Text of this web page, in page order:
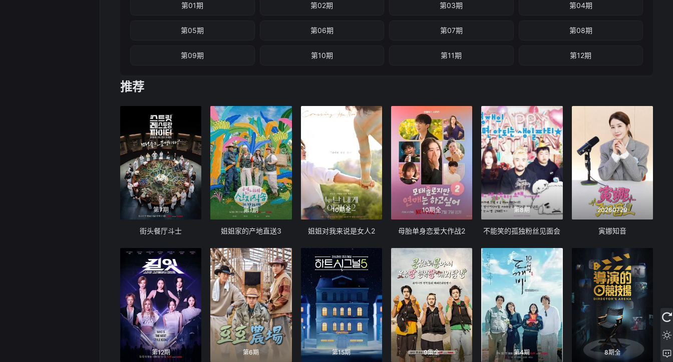
第01期 第02期 第03期 第04期
第05期 第06期 第07期 第08期
第09期 第10期 第11期 第12期
推荐
第7期
街头餐厅斗士
第1期
姐姐家的产地直送3
10期全
姐姐对我来说是女人2
10期全
母胎单身恋爱大作战2
第8期
不能笑的孤独粉丝见面会
20260729
寅娜知音
第12期 第6期 第15期 9集全 第4期 8期全